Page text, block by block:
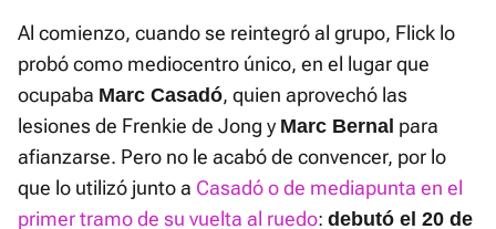
Al comienzo, cuando se reintegró al grupo, Flick lo
probó como mediocentro único, en el lugar que
ocupaba Marc Casadó, quien aprovechó las
lesiones de Frenkie de Jong y Marc Bernal para
afianzarse. Pero no le acabó de convencer, por lo
que lo utilizó junto a Casadó o de mediapunta en el
primer tramo de su vuelta al ruedo: debutó el 20 de